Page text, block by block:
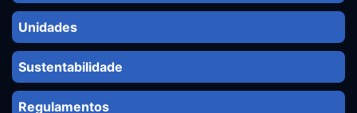
Unidades
Sustentabilidade
Regulamentos